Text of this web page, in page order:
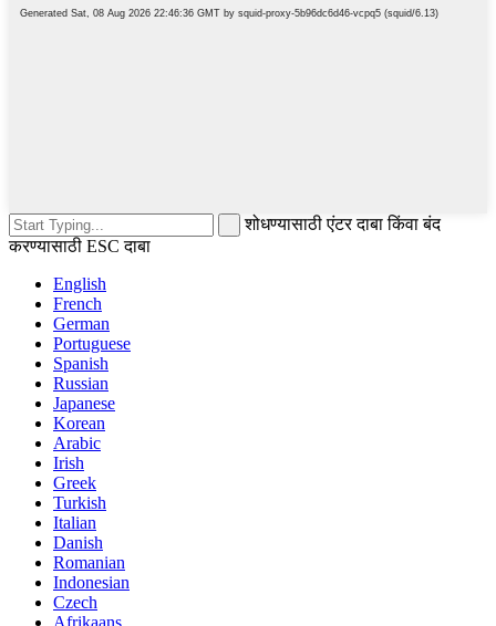
शोधण्यासाठी एंटर दाबा किंवा बंद
करण्यासाठी ESC दाबा
English
French
German
Portuguese
Spanish
Russian
Japanese
Korean
Arabic
Irish
Greek
Turkish
Italian
Danish
Romanian
Indonesian
Czech
Afrikaans